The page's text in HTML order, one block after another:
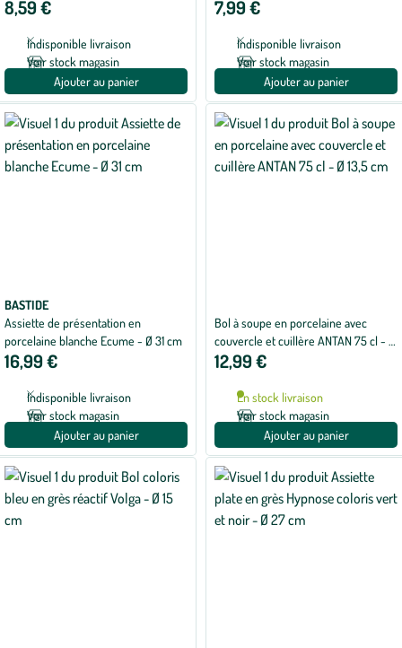
8,59 €
Indisponible livraison
Voir stock magasin
Ajouter au panier
7,99 €
Indisponible livraison
Voir stock magasin
Ajouter au panier
BASTIDE
Assiette de présentation en
porcelaine blanche Ecume - Ø 31 cm
16,99 €
Indisponible livraison
Voir stock magasin
Ajouter au panier
Bol à soupe en porcelaine avec
couvercle et cuillère ANTAN 75 cl - Ø
13,5 cm
12,99 €
En stock livraison
Voir stock magasin
Ajouter au panier